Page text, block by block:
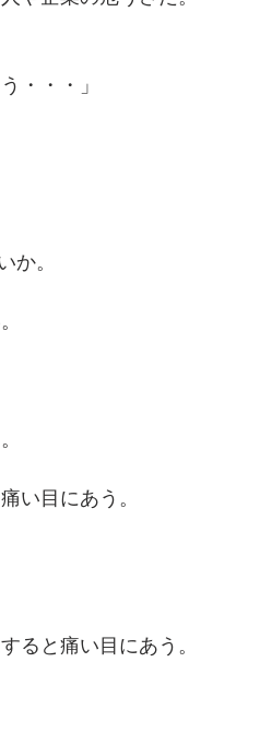
・・・」
か。
い目にあう。
ると痛い目にあう。